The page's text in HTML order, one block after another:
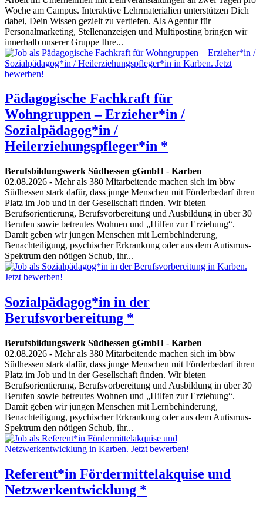
Woche am Campus. Interaktive Lehrmaterialien unterstützen Dich
dabei, Dein Wissen gezielt zu vertiefen. Als Agentur für
Personalmarketing, Stellenanzeigen und Multiposting bringen wir
innerhalb unserer Gruppe Ihre...
Pädagogische Fachkraft für
Wohngruppen – Erzieher*in /
Sozialpädagog*in /
Heilerziehungspfleger*in *
Berufsbildungswerk Südhessen gGmbH- Karben
02.08.2026 - Mehr als 380 Mitarbeitende machen sich im bbw
Südhessen stark dafür, dass junge Menschen mit Förderbedarf ihren
Platz im Job und in der Gesellschaft finden. Wir bieten
Berufsorientierung, Berufsvorbereitung und Ausbildung in über 30
Berufen sowie betreutes Wohnen und „Hilfen zur Erziehung“.
Damit geben wir jungen Menschen mit Lernbehinderung,
Benachteiligung, psychischer Erkrankung oder aus dem Autismus-
Spektrum den nötigen Schub, ihr...
Sozialpädagog*in in der
Berufsvorbereitung *
Berufsbildungswerk Südhessen gGmbH- Karben
02.08.2026 - Mehr als 380 Mitarbeitende machen sich im bbw
Südhessen stark dafür, dass junge Menschen mit Förderbedarf ihren
Platz im Job und in der Gesellschaft finden. Wir bieten
Berufsorientierung, Berufsvorbereitung und Ausbildung in über 30
Berufen sowie betreutes Wohnen und „Hilfen zur Erziehung“.
Damit geben wir jungen Menschen mit Lernbehinderung,
Benachteiligung, psychischer Erkrankung oder aus dem Autismus-
Spektrum den nötigen Schub, ihr...
Referent*in Fördermittelakquise und
Netzwerkentwicklung *